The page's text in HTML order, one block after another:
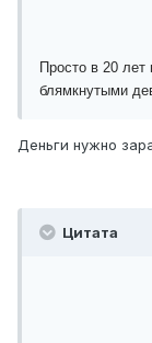
Просто в 20 лет
блямкнутыми
Деньги нужно
Цитата